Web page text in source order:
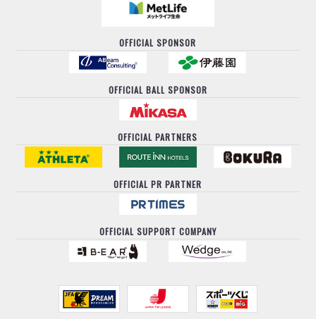
OFFICIAL SPONSOR
OFFICIAL BALL SPONSOR
OFFICIAL PARTNERS
OFFICIAL PR PARTNER
OFFICIAL SUPPORT COMPANY